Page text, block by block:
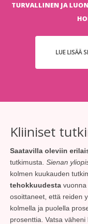
TURVALLINEN JA
LUE LISÄÄ
Kliiniset
Saatavilla oleviin
tutkimusta. Sienan
kolmen kuukauden
tehokkuudesta
osoittaneet, että reiden
kolmella ja puolella
prosenttia. Vatsa